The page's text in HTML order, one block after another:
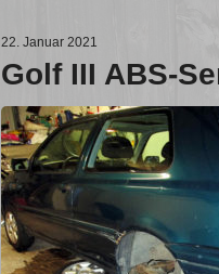
22. Januar 2021
Golf III ABS-